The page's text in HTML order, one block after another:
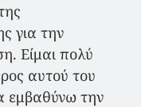
για την
Είμαι πολύ
αυτού του
εμβαθύνω την